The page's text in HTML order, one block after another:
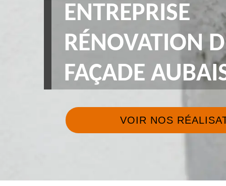
ENTREPRISE
RÉNOVATION
FAÇADE
VOIR NOS